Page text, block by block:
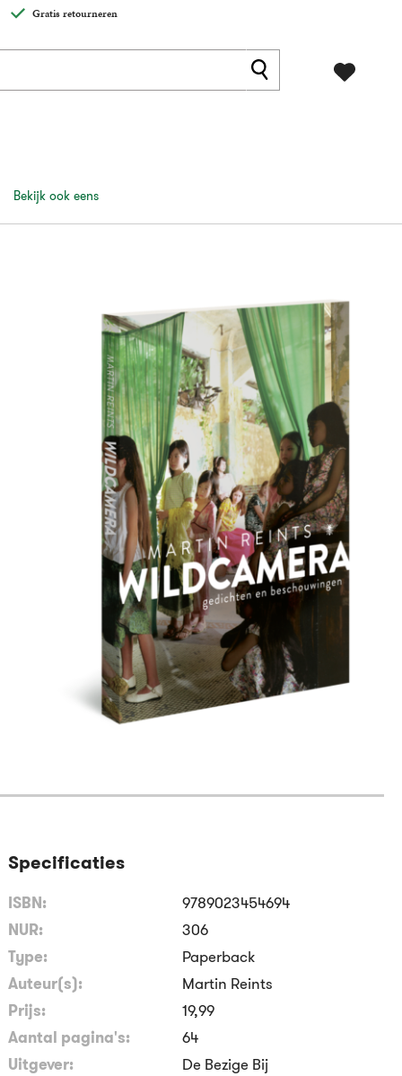
Gratis retourneren
Bekijk ook eens
Specificaties
ISBN:
9789023454694
NUR:
306
Type:
Paperback
Auteur(s):
Martin Reints
Prijs:
19,99
Aantal pagina's:
64
Uitgever:
De Bezige Bij